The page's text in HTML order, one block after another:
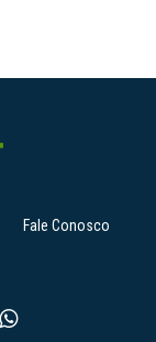
Fale Conosco